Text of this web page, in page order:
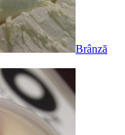
Brânză